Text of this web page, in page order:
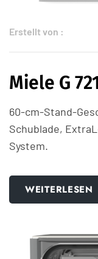
Erstellt von :
Miele G
60-cm-Stand-
Schublade,
System.
WEITERLESEN